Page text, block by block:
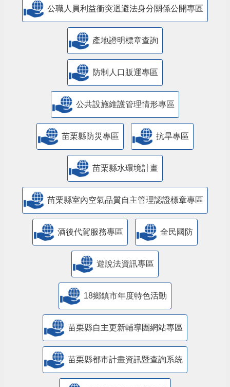
公職人員利益衝突迴避法身分關係公開專區
產地證明標章查詢
防制人口販運專區
​公共設施維護管理情形專區
苗栗縣防災專區 抗旱專區
苗栗縣水環境計畫
苗栗縣室內空氣品質自主管理認證標章專區
酒後代駕服務專區
遊說法資訊專區
18鄉鎮市年度特色活動
苗栗縣自主更新輔導團網站專區
苗栗縣都市計畫資訊暨查詢系統